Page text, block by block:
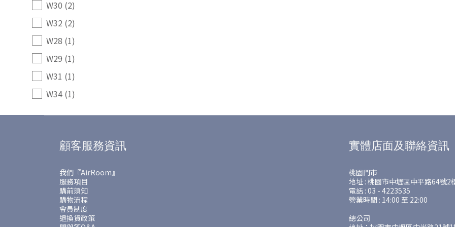
W30 (2)
W32 (2)
W28 (1)
W29 (1)
W31 (1)
W34 (1)
顧客服務資訊
我們『AirRoom』
服務項目
購前須知
購物流程
會員制度
退換貨政策
實體店面及聯絡資訊
桃園門市
地址 : 桃園市中壢區中平路64號2
電話 : 03 - 4223535
營業時間 : 14:00 至 22:00
總公司